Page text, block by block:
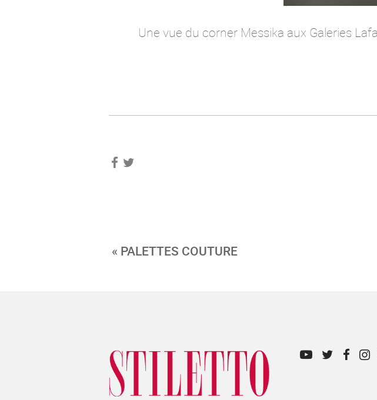
Une vue du corner Messika aux Galeries
« PALETTES COUTURE